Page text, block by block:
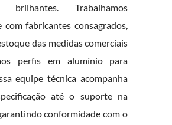
Trabalhamos
com fabricantes consagrados,
das medidas comerciais
perfis em alumínio para
equipe técnica acompanha
até o suporte na
conformidade com o